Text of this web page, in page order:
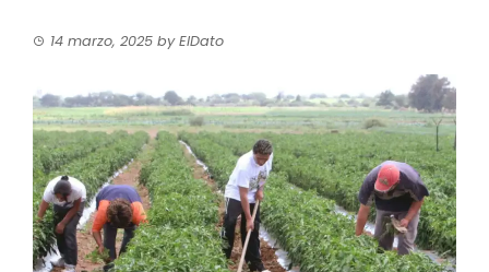
14 marzo, 2025 byElDato